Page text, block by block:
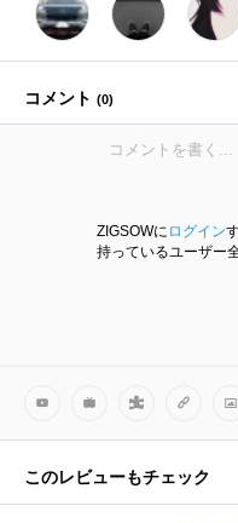
コメント (0)
ZIGSOWに ログイン
持っているユーザー
このレビューもチェック